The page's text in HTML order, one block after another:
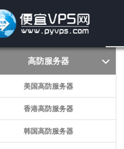
高防服务器
美国高防服务器
香港高防服务器
韩国高防服务器